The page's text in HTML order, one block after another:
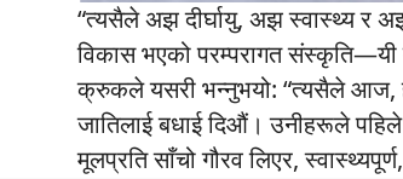
“त्यसैले अझ दीर्घायु, अझ स्वास्थ्य र अझ
विकास भएको परम्परागत संस्कृति—यी
क्रुकले यसरी भन्नुभयो: “त्यसैले आज,
जातिलाई बधाई दिऔं। उनीहरूले
मूलप्रति साँचो गौरव लिएर,